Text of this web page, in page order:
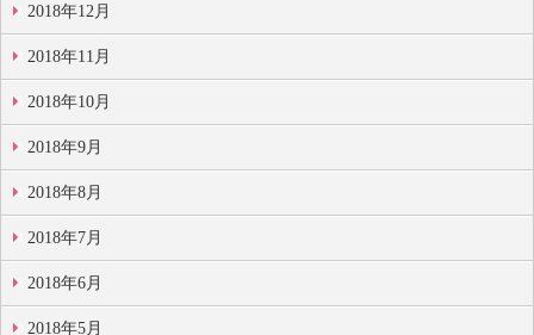
2018年12月
2018年11月
2018年10月
2018年9月
2018年8月
2018年7月
2018年6月
2018年5月